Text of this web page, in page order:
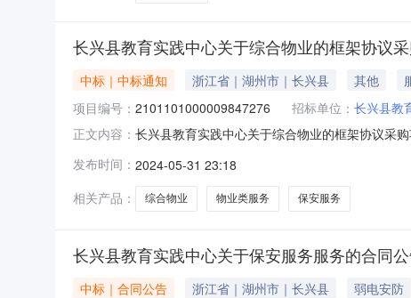
长兴县教育实践中心关于综合物业的框架协议
中标｜中标通知 浙江省｜湖州市｜长兴县 其他
项目编号： 2101101000009847276 招标单位： 长兴县教
正文内容： 长兴县教育实践中心关于综合物业的框架协议采
项目所在行政区划编码:330522项目所在行政区
发布时间： 2024-05-31 23:18
相关产品：
综合物业 物业类服务 保安服务
长兴县教育实践中心关于保安服务服务的合同
中标｜合同公告 浙江省｜湖州市｜长兴县 弱电安防